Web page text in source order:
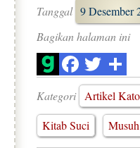
Tanggal 9 Desember
Bagikan halaman ini
Kategori Artikel
Kitab Suci